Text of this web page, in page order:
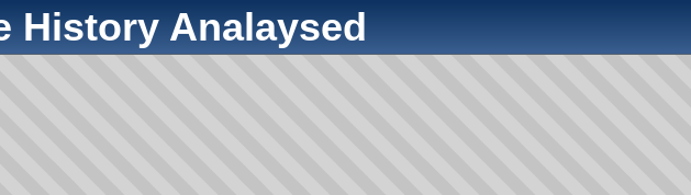
History Analaysed